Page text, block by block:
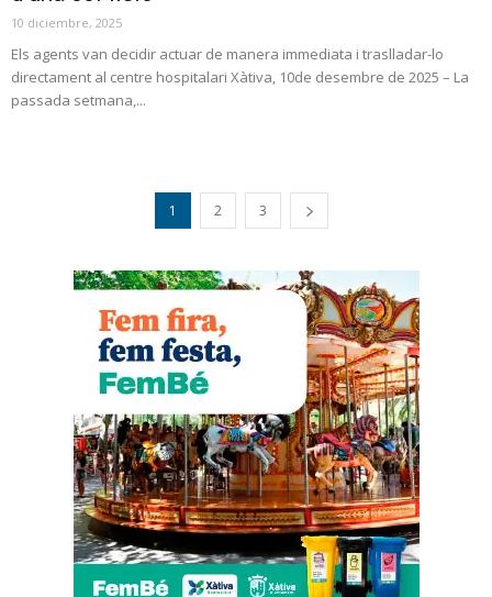
10 diciembre, 2025
Els agents van decidir actuar de manera immediata i traslladar-lo
directament al centre hospitalari Xàtiva, 10de desembre de 2025 – La
passada setmana,...
1 2 3